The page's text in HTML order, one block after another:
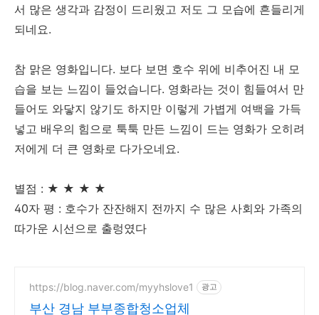
서 많은 생각과 감정이 드리웠고 저도 그 모습에 흔들리게
되네요.
참 맑은 영화입니다. 보다 보면 호수 위에 비추어진 내 모
습을 보는 느낌이 들었습니다. 영화라는 것이 힘들여서 만
들어도 와닿지 않기도 하지만 이렇게 가볍게 여백을 가득
넣고 배우의 힘으로 툭툭 만든 느낌이 드는 영화가 오히려
저에게 더 큰 영화로 다가오네요.
별점 : ★ ★ ★ ★
40자 평 : 호수가 잔잔해지 전까지 수 많은 사회와 가족의
따가운 시선으로 출렁였다
https://blog.naver.com/myyhslove1 광고
부산 경남 부부종합청소업체